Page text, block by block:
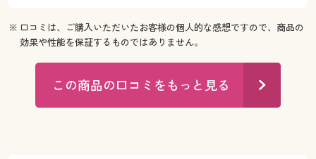
※ 口コミは、ご購入いただいたお客様の個人的な感想ですので、商品の
効果や性能を保証するものではありません。
この商品の口コミをもっと見る